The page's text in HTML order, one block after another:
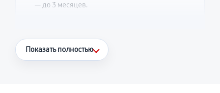
— до 3 месяцев.
Что считается гарантийным случаем
Показать полностью